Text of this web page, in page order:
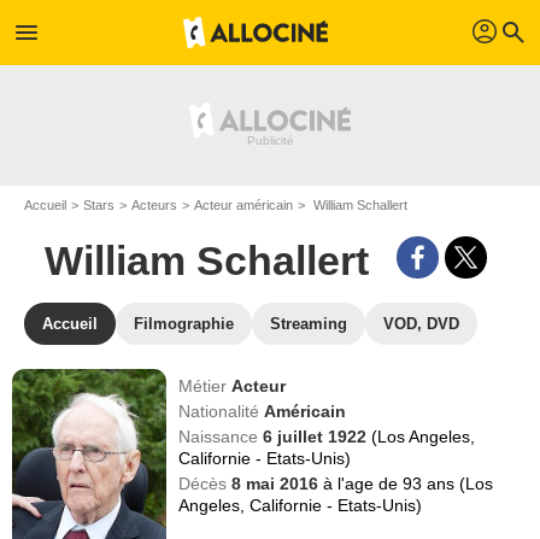
menu profil search
Accueil Stars Acteurs Acteur américain William Schallert
William Schallert
Accueil Filmographie Streaming VOD, DVD
MétierActeur
NationalitéAméricain
Naissance6 juillet 1922(Los Angeles,
Californie - Etats-Unis)
Décès8 mai 2016à l'age de 93 ans (Los
Angeles, Californie - Etats-Unis)